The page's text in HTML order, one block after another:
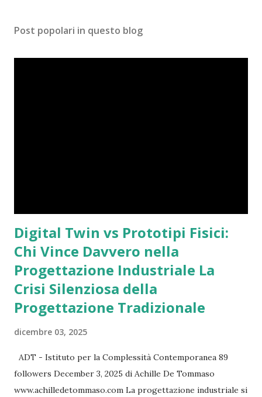
Post popolari in questo blog
Digital Twin vs Prototipi Fisici:
Chi Vince Davvero nella
Progettazione Industriale La
Crisi Silenziosa della
Progettazione Tradizionale
dicembre 03, 2025
ADT - Istituto per la Complessità Contemporanea 89
followers December 3, 2025 di Achille De Tommaso
www.achilledetommaso.com La progettazione industriale si